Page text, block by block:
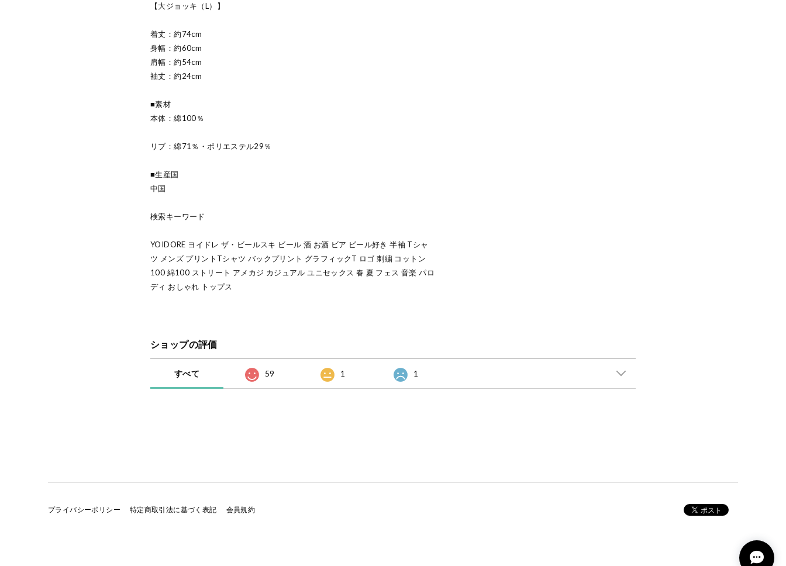
【大ジョッキ（L）】
着丈：約74cm
身幅：約60cm
肩幅：約54cm
袖丈：約24cm
■素材
本体：綿100％
リブ：綿71％・ポリエステル29％
■生産国
中国
検索キーワード
YOIDORE ヨイドレ ザ・ビールスキ ビール 酒 お酒 ビア ビール好き 半袖 Tシャ
ツ メンズ プリントTシャツ バックプリント グラフィックT ロゴ 刺繍 コットン
100 綿100 ストリート アメカジ カジュアル ユニセックス 春 夏 フェス 音楽 パロ
ディ おしゃれ トップス
ショップの評価
すべて 59 1 1
プライバシーポリシー 特定商取引法に基づく表記 会員規約